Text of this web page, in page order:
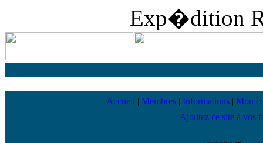
Exp�dition
Accueil | Membres | Informations | Mon
Ajoutez ce site à vos